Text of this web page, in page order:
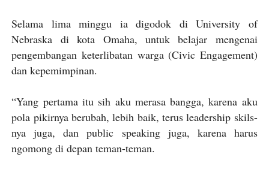
Selama lima minggu ia digodok di University of
Nebraska di kota Omaha, untuk belajar mengenai
pengembangan keterlibatan warga (Civic Engagement)
dan kepemimpinan.
“Yang pertama itu sih aku merasa bangga, karena aku
pola pikirnya berubah, lebih baik, terus leadership skils-
nya juga, dan public speaking juga, karena harus
ngomong di depan teman-teman.